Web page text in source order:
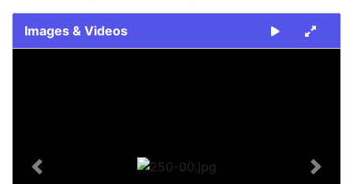
Images & Videos
Previous Next